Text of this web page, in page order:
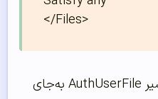
</Files>
نکته مهم: فراموش نکنید مسیر AuthUserFile به‌جای